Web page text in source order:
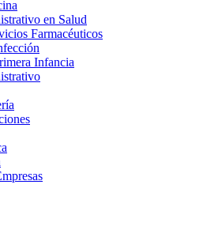
en Salud
Farmacéuticos
Infancia